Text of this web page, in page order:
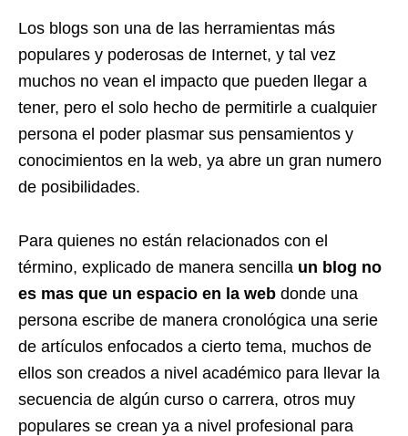
Los blogs son una de las herramientas más
populares y poderosas de Internet, y tal vez
muchos no vean el impacto que pueden llegar a
tener, pero el solo hecho de permitirle a cualquier
persona el poder plasmar sus pensamientos y
conocimientos en la web, ya abre un gran numero
de posibilidades.
Para quienes no están relacionados con el
término, explicado de manera sencilla un blog no
es mas que un espacio en la web donde una
persona escribe de manera cronológica una serie
de artículos enfocados a cierto tema, muchos de
ellos son creados a nivel académico para llevar la
secuencia de algún curso o carrera, otros muy
populares se crean ya a nivel profesional para